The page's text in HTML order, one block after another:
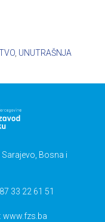
UNUTRAŠNJA
Bosna i
33 22 61 51
www.fzs.ba